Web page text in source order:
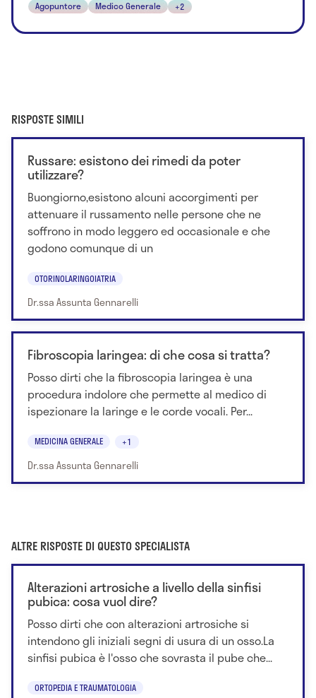
Agopuntore Medico Generale +2
RISPOSTE SIMILI
Russare: esistono dei rimedi da poter
utilizzare?
Buongiorno,esistono alcuni accorgimenti per
attenuare il russamento nelle persone che ne
soffrono in modo leggero ed occasionale e che
godono comunque di un
OTORINOLARINGOIATRIA
Dr.ssa Assunta Gennarelli
Fibroscopia laringea: di che cosa si tratta?
Posso dirti che la fibroscopia laringea è una
procedura indolore che permette al medico di
ispezionare la laringe e le corde vocali. Per...
MEDICINA GENERALE +1
Dr.ssa Assunta Gennarelli
ALTRE RISPOSTE DI QUESTO SPECIALISTA
Alterazioni artrosiche a livello della sinfisi
pubica: cosa vuol dire?
Posso dirti che con alterazioni artrosiche si
intendono gli iniziali segni di usura di un osso.La
sinfisi pubica è l'osso che sovrasta il pube che...
ORTOPEDIA E TRAUMATOLOGIA